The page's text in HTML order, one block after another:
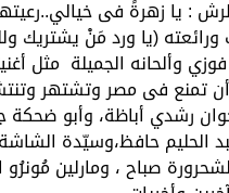
: يا زهرةً فى
(يا ورد مَنْ يشتريك
وألحانه الجميلة مثل
فى مصر وتشتهر
رشدي أباظة، وأبو ضحكة
الحليم حافظ،وسيّدة
صباح ، ومارلين